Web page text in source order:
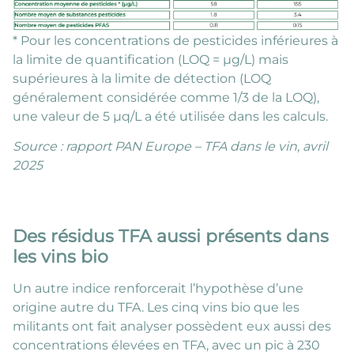
* Pour les concentrations de pesticides inférieures à
la limite de quantification (LOQ = µg/L) mais
supérieures à la limite de détection (LOQ
généralement considérée comme 1/3 de la LOQ),
une valeur de 5 µq/L a été utilisée dans les calculs.
Source : rapport PAN Europe – TFA dans le vin, avril
2025
Des résidus TFA aussi présents dans
les vins bio
Un autre indice renforcerait l’hypothèse d’une
origine autre du TFA. Les cinq vins bio que les
militants ont fait analyser possèdent eux aussi des
concentrations élevées en TFA, avec un pic à 230